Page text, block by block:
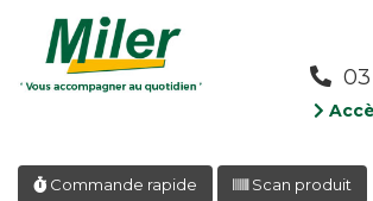
Commande rapide Scan produit
Panneau de gestion des cookies